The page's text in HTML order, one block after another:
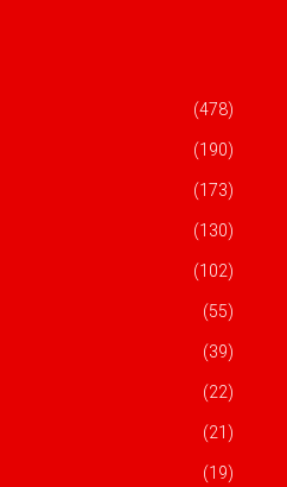
(478)
(190)
(173)
(130)
(102)
(55)
(39)
(22)
(21)
(19)